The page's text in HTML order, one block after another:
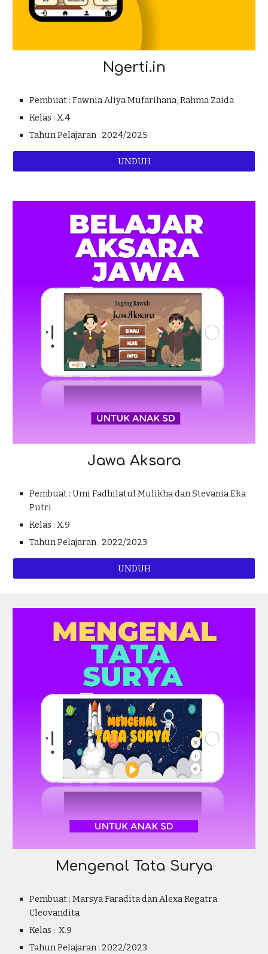
Ngerti.in
Pembuat : Fawnia Aliya Mufarihana, Rahma Zaida
Kelas : X.4
Tahun Pelajaran : 2024/2025
UNDUH
Jawa Aksara
Pembuat : Umi Fadhilatul Mulikha dan Stevania Eka
Putri
Kelas : X.9
Tahun Pelajaran : 2022/2023
UNDUH
Mengenal Tata Surya
Pembuat : Marsya Faradita dan Alexa Regatra
Cleovandita
Kelas : X.9
Tahun Pelajaran : 2022/2023